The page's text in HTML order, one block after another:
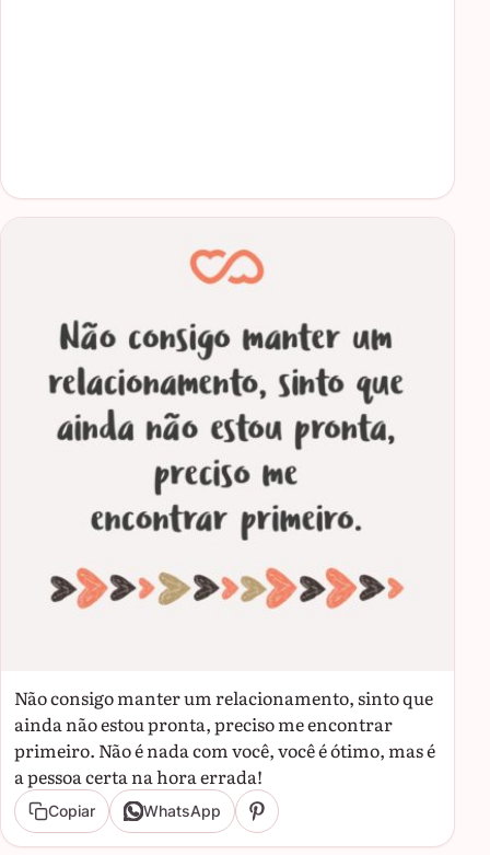
Não consigo manter um relacionamento, sinto que
ainda não estou pronta, preciso me encontrar
primeiro. Não é nada com você, você é ótimo, mas é
a pessoa certa na hora errada!
Copiar WhatsApp